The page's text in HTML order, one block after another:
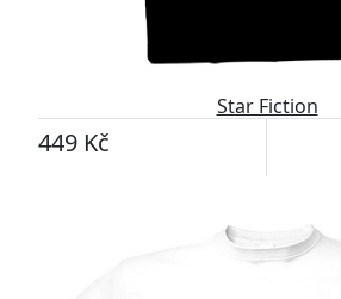
Star Fiction
449 Kč